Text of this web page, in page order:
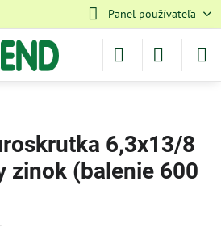
Panel používateľa
6,3x13/8
zinok (balenie 600